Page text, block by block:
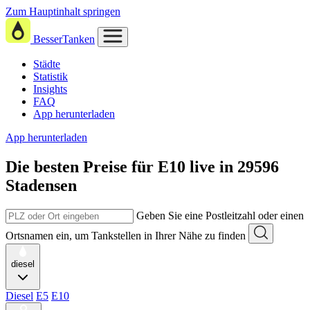
Zum Hauptinhalt springen
BesserTanken
Städte
Statistik
Insights
FAQ
App herunterladen
App herunterladen
Die besten Preise für E10 live in 29596
Stadensen
Geben Sie eine Postleitzahl oder einen
Ortsnamen ein, um Tankstellen in Ihrer Nähe zu finden
diesel
Diesel E5 E10